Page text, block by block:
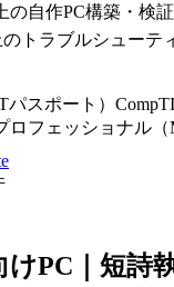
の自作PC構築・検証
のトラブルシューテ
スポート）
フェッショナル（
けPC｜短詩